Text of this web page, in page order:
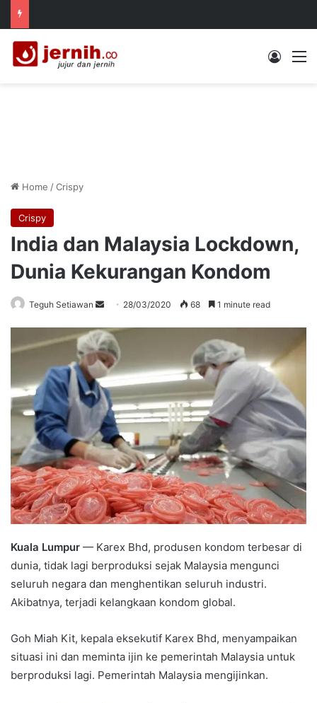
Log In
Home /Crispy
Crispy
India dan Malaysia Lockdown,
Dunia Kekurangan Kondom
Teguh Setiawan
Send
email
28/03/2020 68 1 minute read
Kuala Lumpur — Karex Bhd, produsen kondom terbesar di
dunia, tidak lagi berproduksi sejak Malaysia mengunci
seluruh negara dan menghentikan seluruh industri.
Akibatnya, terjadi kelangkaan kondom global.
Goh Miah Kit, kepala eksekutif Karex Bhd, menyampaikan
situasi ini dan meminta ijin ke pemerintah Malaysia untuk
berproduksi lagi. Pemerintah Malaysia mengijinkan.